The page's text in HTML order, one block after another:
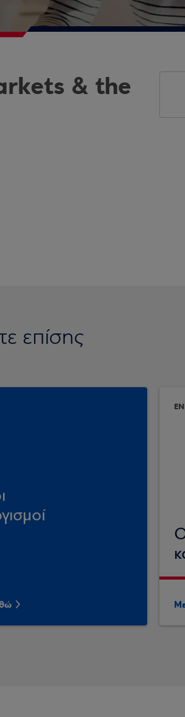
& the
επίσης